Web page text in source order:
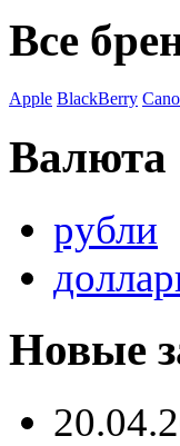
Все
Apple BlackBerry
Валюта
рубли
Новые